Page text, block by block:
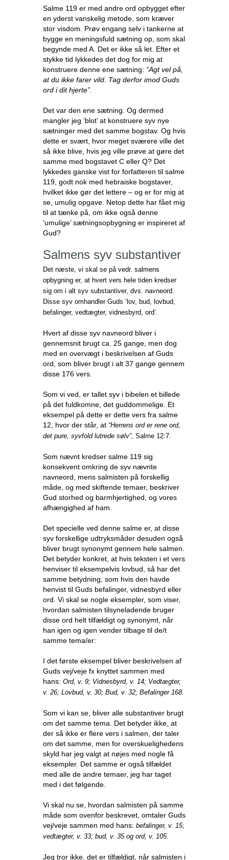
Salme 119 er med andre ord opbygget efter
en yderst vanskelig metode, som kræver
stor visdom. Prøv engang selv i tankerne at
bygge en meningsfuld sætning op, som skal
begynde med A. Det er ikke så let. Efter et
stykke tid lykkedes det dog for mig at
konstruere denne ene sætning: “Agt vel på,
at du ikke farer vild. Tag derfor imod Guds
ord i dit hjerte”.
Det var den ene sætning. Og dermed
mangler jeg ‘blot’ at konstruere syv nye
sætninger med det samme bogstav. Og hvis
dette er svært, hvor meget sværere ville det
så ikke blive, hvis jeg ville prøve at gøre det
samme med bogstavet C eller Q? Det
lykkedes ganske vist for forfatteren til salme
119, godt nok med hebraiske bogstaver,
hvilket ikke gør det lettere – og er for mig at
se, umulig opgave. Netop dette har fået mig
til at tænke på, om ikke også denne
‘umulige’ sætningsopbygning er inspireret af
Gud?
Salmens syv substantiver
Det næste, vi skal se på vedr. salmens
opbygning er, at hvert vers hele tiden kredser
sig om i alt syv substantiver, dvs. navneord.
Disse syv omhandler Guds ‘lov, bud, lovbud,
befalinger, vedtægter, vidnesbyrd, ord’.
Hvert af disse syv navneord bliver i
gennemsnit brugt ca. 25 gange, men dog
med en overvægt i beskrivelsen af Guds
ord, som bliver brugt i alt 37 gange gennem
disse 176 vers.
Som vi ved, er tallet syv i bibelen et billede
på det fuldkomne, det guddommelige. Et
eksempel på dette er dette vers fra salme
12, hvor der står, at “Herrens ord er rene ord,
det pure, syvfold lutrede sølv”, Salme 12:7.
Som nævnt kredser salme 119 sig
konsekvent omkring de syv nævnte
navneord, mens salmisten på forskellig
måde, og med skiftende temaer, beskriver
Gud storhed og barmhjertighed, og vores
afhængighed af ham.
Det specielle ved denne salme er, at disse
syv forskellige udtryksmåder desuden også
bliver brugt synonymt gennem hele salmen.
Det betyder konkret, at hvis teksten i et vers
henviser til eksempelvis lovbud, så har det
samme betydning, som hvis den havde
henvist til Guds befalinger, vidnesbyrd eller
ord. Vi skal se nogle eksempler, som viser,
hvordan salmisten tilsyneladende bruger
disse ord helt tilfældigt og synonymt, når
han igen og igen vender tilbage til de/t
samme tema/er:
I det første eksempel bliver beskrivelsen af
Guds vej/veje fx knyttet sammen med
hans: Ord, v. 9; Vidnesbyrd, v. 14; Vedtægter,
v. 26; Lovbud, v. 30; Bud, v. 32; Befalinger 168.
Som vi kan se, bliver alle substantiver brugt
om det samme tema. Det betyder ikke, at
der så ikke er flere vers i salmen, der taler
om det samme, men for overskuelighedens
skyld har jeg valgt at nøjes med nogle få
eksempler. Det samme er også tilfældet
med alle de andre temaer, jeg har taget
med i det følgende.
Vi skal nu se, hvordan salmisten på samme
måde som ovenfor beskrevet, omtaler Guds
vej/veje sammen med hans: befalinger, v. 15;
vedtægter, v. 33; bud, v. 35 og ord, v. 105.
Jeg tror ikke, det er tilfældigt, når salmisten i